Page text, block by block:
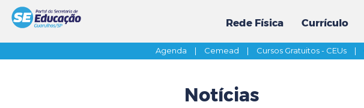
Rede Física Currículo
Agenda | Cemead | Cursos Gratuitos - CEUs |
Notícias